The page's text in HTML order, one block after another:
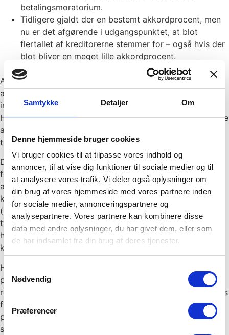
Samtykke Detaljer Om
Denne hjemmeside bruger cookies
Vi bruger cookies til at tilpasse vores indhold og
annoncer, til at vise dig funktioner til sociale medier og til
at analysere vores trafik. Vi deler også oplysninger om
din brug af vores hjemmeside med vores partnere inden
for sociale medier, annonceringspartnere og
analysepartnere. Vores partnere kan kombinere disse
data med andre oplysninger, du har givet dem, eller som
de har indsamlet fra din brug af deres tjenester.
Samtykkevalg
Nødvendig
Præferencer
betalingsmoratorium.
Tidligere gjaldt der en bestemt akkordprocent, men
nu er det afgørende i udgangspunktet, at blot
flertallet af kreditorerne stemmer for – også hvis der
blot bliver en meget lille akkordprocent.
Akkorden kan dog ikke gennemføres, hvis retten skønner,
at den næsten udelukkende tilgodeser skyldnerens
interesse i at få slettet personlig gæld).I en dom fra
Højesteret (kaldet U 2018.3090 H) nægtedes stadfæstelse
af en tvangsakkord af et rekonstruktionsforslag om
tvangsakkord med en dividende på 1,03 %.
Det er dog ikke udelukket at få en akkord igennem selv
for en personlig skyldner selv med en meget lille
akkordprocent. Det har Højesteret bestemt i en dom
kaldet. I U 2019.1859 H. Her sagde Højesteret ja
(stadfæstede et rekonstruktionsforslag) til en
tvangsakkord med en dividende på 4,8 %. Det skyldes, at
hvis der var gennemført en konkurs var den forventede
konkursdividende 0 %.
Højesteret henviste til, at gælden ikke hidrørte fra en
personlig konkurs, hvorfor Højesteret ikke fandt, at
rekonstruktionsforslaget næsten udelukkende kunne anses
for at tilgodese skyldnerens interesse i at få slettet en
personlig gæld. Endelig bemærkede Højesteret, at
skyldnerens pensionsopsparingsforhold, herunder en